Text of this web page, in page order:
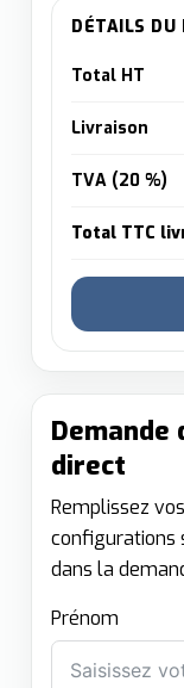
DÉTAILS DU
Total HT
Livraison
TVA (20 %)
Total TTC
direct
Remplissez
configurations
dans la
Prénom